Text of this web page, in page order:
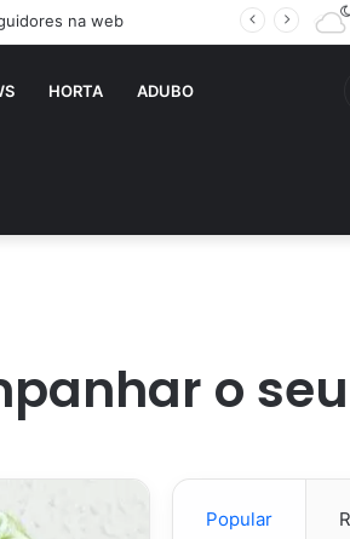
na web
HORTA ADUBO
o
Popular